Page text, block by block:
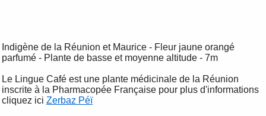
Indigène de la Réunion et Maurice - Fleur jaune orangé
parfumé - Plante de basse et moyenne altitude - 7m
Le Lingue Café est une plante médicinale de la Réunion
inscrite à la Pharmacopée Française pour plus d'informations
cliquez ici Zerbaz Péï